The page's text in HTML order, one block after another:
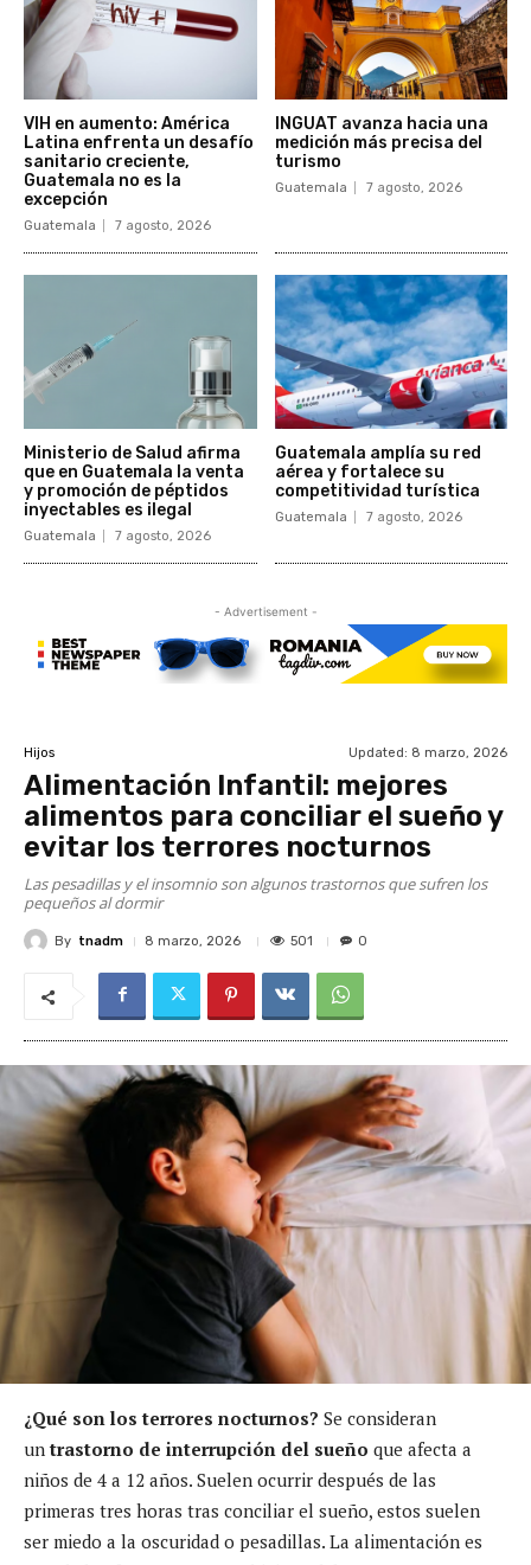
VIH en aumento: América
Latina enfrenta un desafío
sanitario creciente,
Guatemala no es la
excepción
Guatemala 7 agosto, 2026
INGUAT avanza hacia una
medición más precisa del
turismo
Guatemala 7 agosto, 2026
Ministerio de Salud afirma
que en Guatemala la venta
y promoción de péptidos
inyectables es ilegal
Guatemala 7 agosto, 2026
Guatemala amplía su red
aérea y fortalece su
competitividad turística
Guatemala 7 agosto, 2026
- Advertisement -